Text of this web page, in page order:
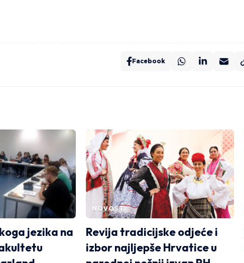
Facebook
jezika na
NOVOSTI
Revija tradicijske odjeće i
izbor najljepše Hrvatice u